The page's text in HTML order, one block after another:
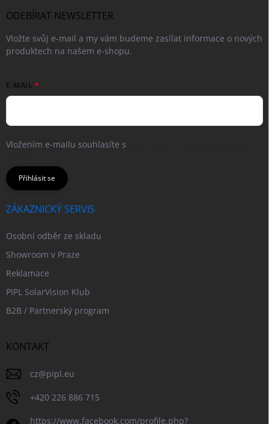
ODEBÍRAT NEWSLETTER
Vložte svůj e-mail a my vám budeme zasílat informace o nových
produktech na našem e-shopu.
E-MAIL
Vložením e-mailu souhlasíte s
Přihlásit se
ZÁKAZNICKÝ SERVIS
Osobní odběr ze skladu
Showroom v Praze
Reklamace
PIPL SolarVision Klub
B2B / Partnerský program
KONTAKT
cz@pipl.eu
+420 226 886 715
https://www.facebook.com/profile.php?